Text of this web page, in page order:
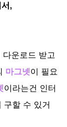
,
다운로드 받고
마그넷이 필요
이라는건 인터
구할 수 있거